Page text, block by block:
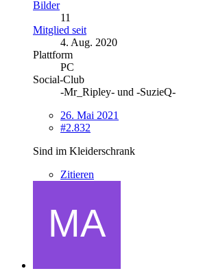
Bilder
11
Mitglied seit
4. Aug. 2020
Plattform
PC
Social-Club
-Mr_Ripley- und -SuzieQ-
26. Mai 2021
#2.832
Sind im Kleiderschrank
Zitieren